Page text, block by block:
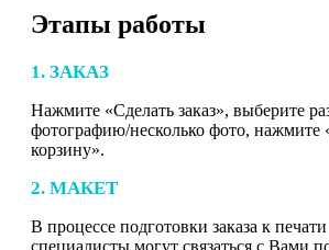
Этапы работы
1. ЗАКАЗ
Нажмите «Сделать заказ», выберите
фотографию/несколько фото, нажмите
корзину».
2. МАКЕТ
В процессе подготовки заказа к
специалисты могут связаться с Вами